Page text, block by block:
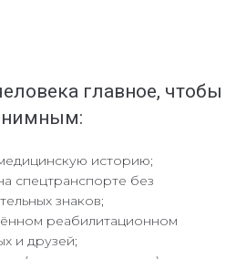
главное, чтобы
историю;
без
знаков;
реабилитационном
и друзей;